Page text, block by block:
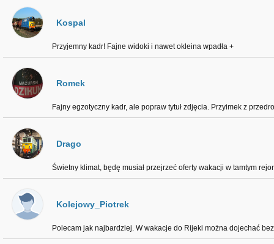
Kospal
Przyjemny kadr! Fajne widoki i nawet okleina wpadła +
Romek
Fajny egzotyczny kadr, ale popraw tytuł zdjęcia. Przyimek z
Drago
Świetny klimat, będę musiał przejrzeć oferty wakacji w tamtym
Kolejowy_Piotrek
Polecam jak najbardziej. W wakacje do Rijeki można dojechać